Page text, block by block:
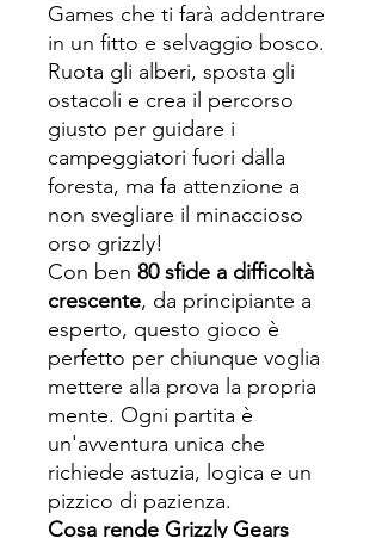
Games che ti farà addentrare
in un fitto e selvaggio bosco.
Ruota gli alberi, sposta gli
ostacoli e crea il percorso
giusto per guidare i
campeggiatori fuori dalla
foresta, ma fa attenzione a
non svegliare il minaccioso
orso grizzly!
Con ben 80 sfide a difficoltà
crescente, da principiante a
esperto, questo gioco è
perfetto per chiunque voglia
mettere alla prova la propria
mente. Ogni partita è
un'avventura unica che
richiede astuzia, logica e un
pizzico di pazienza.
Cosa rende Grizzly Gears